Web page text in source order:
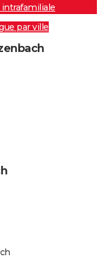
intrafamiliale
par ville